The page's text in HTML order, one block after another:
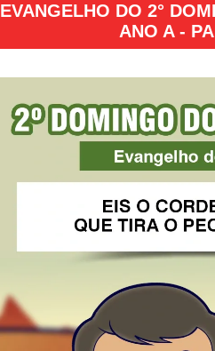
EVANGELHO DO 2°
ANO A -